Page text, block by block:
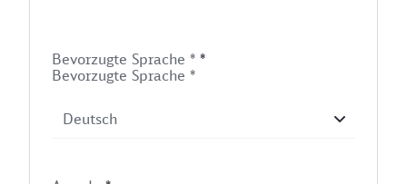
Bevorzugte Sprache * *
Bevorzugte Sprache *